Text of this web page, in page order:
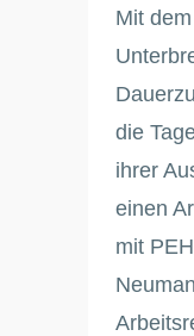
Mit
die
ihrer
einen
mit